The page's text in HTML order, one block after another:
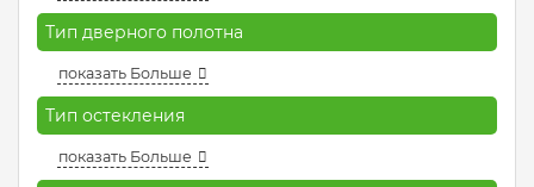
Тип дверного полотна
показать Больше
Тип остекления
показать Больше